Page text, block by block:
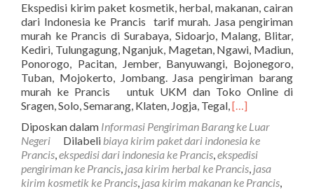
Ekspedisi kirim paket kosmetik, herbal, makanan, cairan
dari Indonesia ke Prancis tarif murah. Jasa pengiriman
murah ke Prancis di Surabaya, Sidoarjo, Malang, Blitar,
Kediri, Tulungagung, Nganjuk, Magetan, Ngawi, Madiun,
Ponorogo, Pacitan, Jember, Banyuwangi, Bojonegoro,
Tuban, Mojokerto, Jombang. Jasa pengiriman barang
murah ke Prancis untuk UKM dan Toko Online di
Sragen, Solo, Semarang, Klaten, Jogja, Tegal,Read
about
Jasa
Ekspor
Barang
[…]
Diposkan dalam Informasi Pengiriman Barang ke Luar
Negeri
Dilabeli biaya kirim paket dari indonesia ke
Prancis,ekspedisi dari indonesia ke Prancis,ekspedisi
pengiriman ke Prancis, jasa kirim herbal ke Prancis, jasa
kirim kosmetik ke Prancis, jasa kirim makanan ke Prancis,